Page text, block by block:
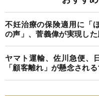
不妊治療の保険適用に「
の声」、菅義偉が実現し
ヤマト運輸、佐川急便、
「顧客離れ」が懸念され